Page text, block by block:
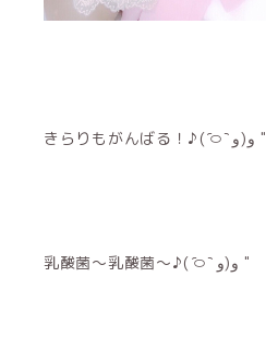
きらりもがんばる！♪‎⁦( ᷇࿀ ᷆ و(و "
乳酸菌〜乳酸菌〜♪‎⁦( ᷇࿀ ᷆ و(و "